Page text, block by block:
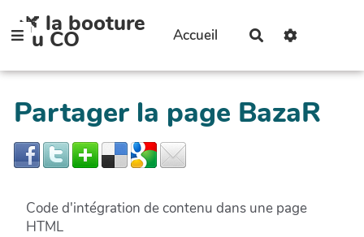
Aller au contenu principal
🌿 la booture
du CO Accueil Rechercher
Partager la page BazaR
Code d'intégration de contenu dans une page
HTML